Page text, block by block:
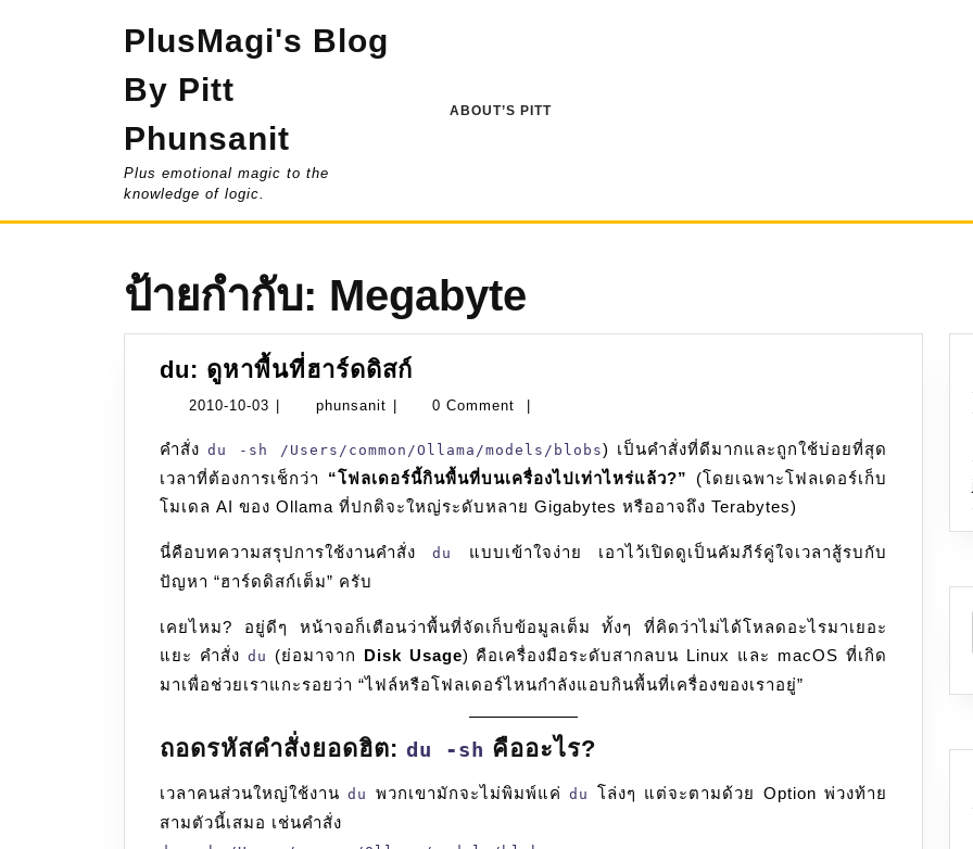
PlusMagi's Blog
By Pitt
Phunsanit
Plus emotional magic to the
knowledge of logic.
ABOUT’S PITT
ป้ายกำกับ: Megabyte
du: ดูหาพื้นที่ฮาร์ดดิสก์
พื้นที่
ฮาร์ดดิสก์
2010-10-03 2010-
03
phunsanit phunsanit0 Comment
คำสั่ง du -sh /Users/common/Ollama/models/blobs) เป็นคำสั่งที่ดีมากและถูกใช้บ่อยที่สุด
เวลาที่ต้องการเช็กว่า “โฟลเดอร์นี้กินพื้นที่บนเครื่องไปเท่าไหร่แล้ว?”
(โดยเฉพาะโฟลเดอร์เก็บ
โมเดล AI ของ Ollama ที่ปกติจะใหญ่ระดับหลาย Gigabytes หรืออาจถึง Terabytes)
นี่คือบทความสรุปการใช้งานคำสั่งdu
แบบเข้าใจง่าย เอาไว้เปิดดูเป็นคัมภีร์คู่ใจเวลาสู้รบกับ
ปัญหา “ฮาร์ดดิสก์เต็ม” ครับ
เคยไหม? อยู่ดีๆ หน้าจอก็เตือนว่าพื้นที่จัดเก็บข้อมูลเต็ม ทั้งๆ ที่คิดว่าไม่ได้โหลดอะไรมาเยอะ
แยะ คำสั่ง du (ย่อมาจาก Disk Usage) คือเครื่องมือระดับสากลบน Linux และ macOS ที่เกิด
มาเพื่อช่วยเราแกะรอยว่า “ไฟล์หรือโฟลเดอร์ไหนกำลังแอบกินพื้นที่เครื่องของเราอยู่”
ถอดรหัสคำสั่งยอดฮิต: du -sh คืออะไร?
เวลาคนส่วนใหญ่ใช้งานdu พวกเขามักจะไม่พิมพ์แค่du
โล่งๆ แต่จะตามด้วย Option พ่วงท้าย
สามตัวนี้เสมอ เช่นคำสั่ง